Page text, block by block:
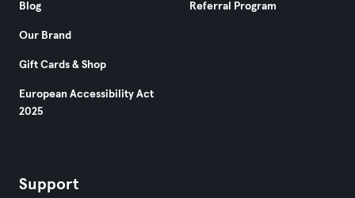
Blog
Our Brand
Gift Cards & Shop
European Accessibility Act
2025
Referral Program
Support